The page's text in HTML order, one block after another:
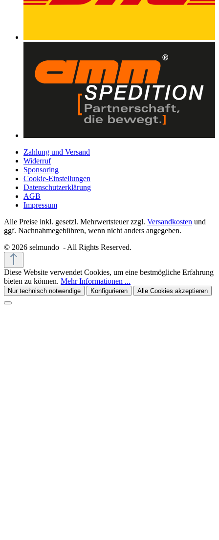
Zahlung und Versand
Widerruf
Sponsoring
Cookie-Einstellungen
Datenschutzerklärung
AGB
Impressum
Alle Preise inkl. gesetzl. Mehrwertsteuer zzgl. Versandkosten und
ggf. Nachnahmegebühren, wenn nicht anders angegeben.
© 2026 selmundo - All Rights Reserved.
Diese Website verwendet Cookies, um eine bestmögliche Erfahrung
bieten zu können. Mehr Informationen ...
Nur technisch notwendige Konfigurieren Alle Cookies akzeptieren